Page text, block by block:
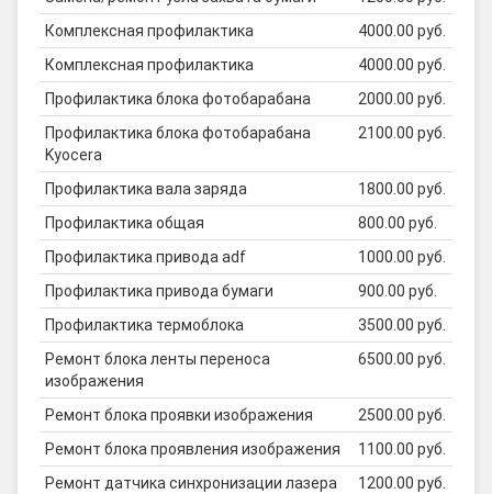
Комплексная профилактика
4000.00 руб.
Комплексная профилактика
4000.00 руб.
Профилактика блока фотобарабана
2000.00 руб.
Профилактика блока фотобарабана
Kyocera
2100.00 руб.
Профилактика вала заряда
1800.00 руб.
Профилактика общая
800.00 руб.
Профилактика привода adf
1000.00 руб.
Профилактика привода бумаги
900.00 руб.
Профилактика термоблока
3500.00 руб.
Ремонт блока ленты переноса
изображения
6500.00 руб.
Ремонт блока проявки изображения
2500.00 руб.
Ремонт блока проявления изображения
1100.00 руб.
Ремонт датчика синхронизации лазера
1200.00 руб.